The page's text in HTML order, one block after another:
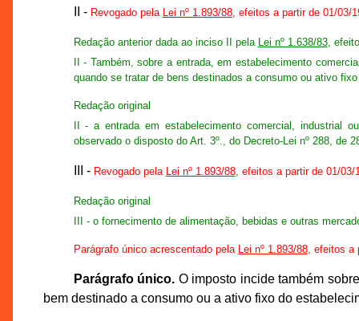
II - Revogado pela Lei nº 1.893/88, efeitos a partir de 01/03/
Redação anterior dada ao inciso II pela Lei nº 1.638/83,
II - Também, sobre a entrada, em estabelecimento
quando se tratar de bens destinados a consumo ou ativo
Redação original
II - a entrada em estabelecimento comercial, industrial
observado o disposto do Art. 3º., do Decreto-Lei nº 288, de
III - Revogado pela Lei nº 1.893/88, efeitos a partir de 01/03/
Redação original
III - o fornecimento de alimentação, bebidas e outras
Parágrafo único acrescentado pela Lei nº 1.893/88, efeitos a
Parágrafo único. O imposto incide também
bem destinado a consumo ou a ativo fixo do